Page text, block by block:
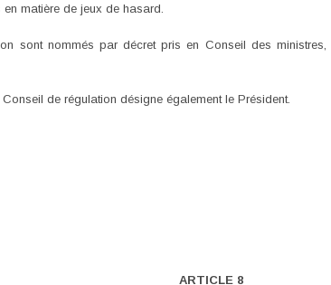
matière de jeux de hasard.
sont nommés par décret pris en Conseil des
de régulation désigne également le Président.
ARTICLE 8